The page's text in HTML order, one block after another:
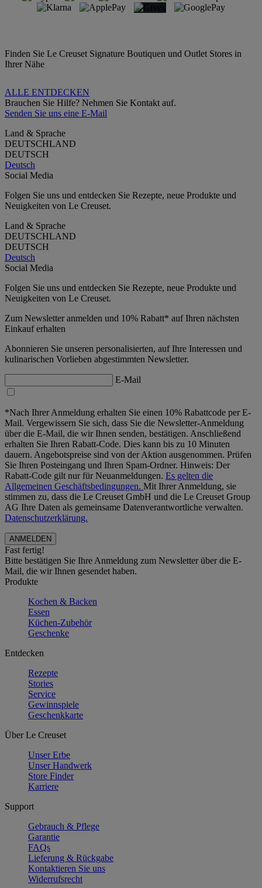
Finden Sie Le Creuset Signature Boutiquen und Outlet Stores in
Ihrer Nähe
ALLE ENTDECKEN
Brauchen Sie Hilfe? Nehmen Sie Kontakt auf.
Senden Sie uns eine E-Mail
Land & Sprache
DEUTSCHLAND
DEUTSCH
Deutsch
Social Media
Folgen Sie uns und entdecken Sie Rezepte, neue Produkte und
Neuigkeiten von Le Creuset.
Land & Sprache
DEUTSCHLAND
DEUTSCH
Deutsch
Social Media
Folgen Sie uns und entdecken Sie Rezepte, neue Produkte und
Neuigkeiten von Le Creuset.
Zum Newsletter anmelden und 10% Rabatt* auf Ihren nächsten
Einkauf erhalten
Abonnieren Sie unseren personalisierten, auf Ihre Interessen und
kulinarischen Vorlieben abgestimmten Newsletter.
E-Mail
*Nach Ihrer Anmeldung erhalten Sie einen 10% Rabattcode per E-
Mail. Vergewissern Sie sich, dass Sie die Newsletter-Anmeldung
über die E-Mail, die wir Ihnen senden, bestätigen. Anschließend
erhalten Sie Ihren Rabatt-Code. Dies kann bis zu 10 Minuten
dauern. Angebotspreise sind von der Aktion ausgenommen. Prüfen
Sie Ihren Posteingang und Ihren Spam-Ordner. Hinweis: Der
Rabatt-Code gilt nur für Neuanmeldungen. Es gelten die
Allgemeinen Geschäftsbedingungen. Mit Ihrer Anmeldung, sie
stimmen zu, dass die Le Creuset GmbH und die Le Creuset Group
AG Ihre Daten als gemeinsame Datenverantwortliche verwalten.
Datenschutzerklärung.
Fast fertig!
Bitte bestätigen Sie Ihre Anmeldung zum Newsletter über die E-
Mail, die wir Ihnen gesendet haben.
Produkte
Kochen & Backen
Essen
Küchen-Zubehör
Geschenke
Entdecken
Rezepte
Stories
Service
Gewinnspiele
Geschenkkarte
Über Le Creuset
Unser Erbe
Unser Handwerk
Store Finder
Karriere
Support
Gebrauch & Pflege
Garantie
FAQs
Lieferung & Rückgabe
Kontaktieren Sie uns
Widerrufsrecht